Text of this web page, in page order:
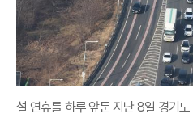
설 연휴를 하루 앞둔 지난 8일 경기